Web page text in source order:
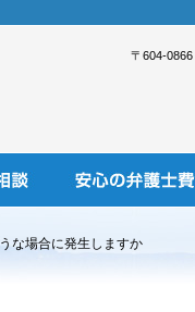
〒604-
な場合に発生しますか